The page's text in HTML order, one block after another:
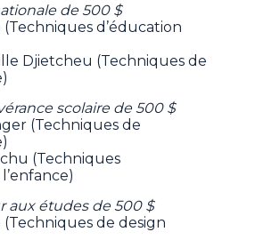
de 500 $
d’éducation
Djietcheu (Techniques de
scolaire de 500 $
(Techniques de
(Techniques
aux études de 500 $
de design